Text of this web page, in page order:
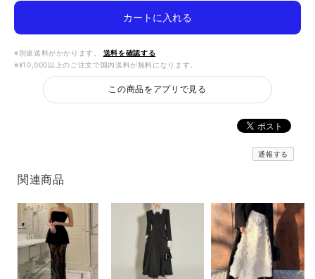
カートに入れる
※別途送料がかかります。
送料を確認する
※¥10,000以上のご注文で国内送料が無料になります。
この商品をアプリで見る
通報する
関連商品